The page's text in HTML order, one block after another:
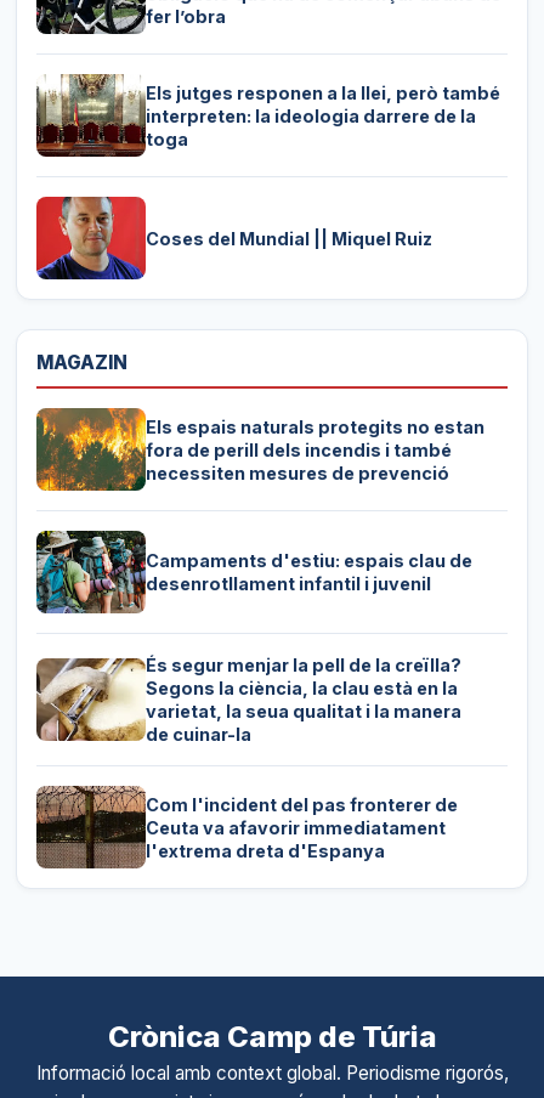
fer l’obra
Els jutges responen a la llei, però també
interpreten: la ideologia darrere de la
toga
Coses del Mundial || Miquel Ruiz
MAGAZIN
Els espais naturals protegits no estan
fora de perill dels incendis i també
necessiten mesures de prevenció
Campaments d'estiu: espais clau de
desenrotllament infantil i juvenil
És segur menjar la pell de la creïlla?
Segons la ciència, la clau està en la
varietat, la seua qualitat i la manera
de cuinar-la
Com l'incident del pas fronterer de
Ceuta va afavorir immediatament
l'extrema dreta d'Espanya
Crònica Camp de Túria
Informació local amb context global. Periodisme rigorós,